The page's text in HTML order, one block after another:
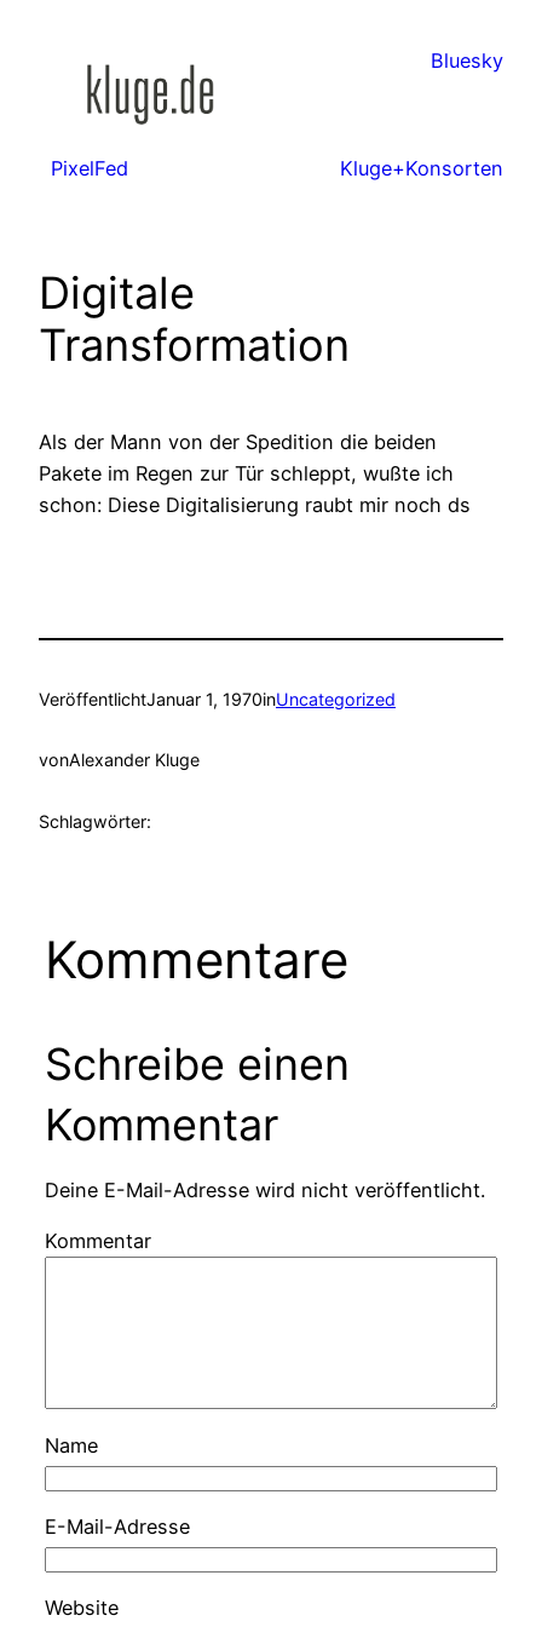
Bluesky
PixelFed Kluge+Konsorten
Digitale
Transformation
Als der Mann von der Spedition die beiden
Pakete im Regen zur Tür schleppt, wußte ich
schon: Diese Digitalisierung raubt mir noch ds
VeröffentlichtJanuar 1, 1970inUncategorized
vonAlexander Kluge
Schlagwörter:
Kommentare
Schreibe einen
Kommentar
Deine E-Mail-Adresse wird nicht veröffentlicht.
Kommentar
Name
E-Mail-Adresse
Website